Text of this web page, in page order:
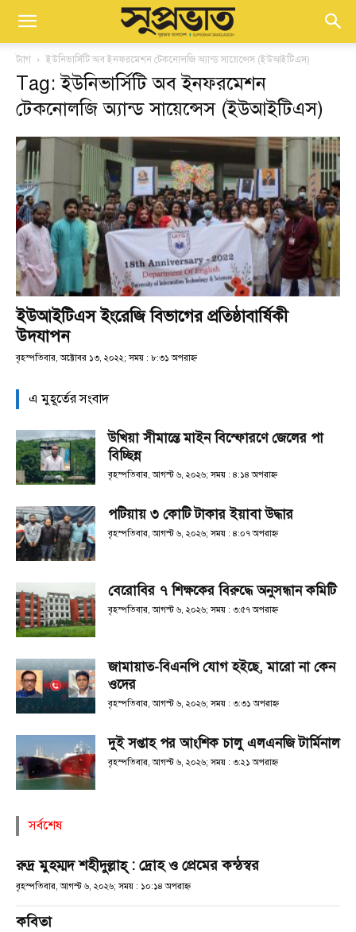
ট্যাগ ইউনিভার্সিটি অব ইনফরমেশন টেকনোলজি অ্যান্ড সায়েন্সেস (ইউআইটিএস)
Tag: ইউনিভার্সিটি অব ইনফরমেশন
টেকনোলজি অ্যান্ড সায়েন্সেস (ইউআইটিএস)
ইউআইটিএস ইংরেজি বিভাগের প্রতিষ্ঠাবার্ষিকী
উদযাপন
বৃহস্পতিবার, অক্টোবর ১৩, ২০২২; সময় : ৮:৩১ অপরাহ্ণ
এ মুহূর্তের সংবাদ
উখিয়া সীমান্তে মাইন বিস্ফোরণে জেলের পা
বিচ্ছিন্ন
বৃহস্পতিবার, আগস্ট ৬, ২০২৬; সময় : ৪:১৪ অপরাহ্ণ
পটিয়ায় ৩ কোটি টাকার ইয়াবা উদ্ধার
বৃহস্পতিবার, আগস্ট ৬, ২০২৬; সময় : ৪:০৭ অপরাহ্ণ
বেরোবির ৭ শিক্ষকের বিরুদ্ধে অনুসন্ধান কমিটি
বৃহস্পতিবার, আগস্ট ৬, ২০২৬; সময় : ৩:৫৭ অপরাহ্ণ
জামায়াত-বিএনপি যোগ হইছে, মারো না কেন
ওদের
বৃহস্পতিবার, আগস্ট ৬, ২০২৬; সময় : ৩:৩১ অপরাহ্ণ
দুই সপ্তাহ পর আংশিক চালু এলএনজি টার্মিনাল
বৃহস্পতিবার, আগস্ট ৬, ২০২৬; সময় : ৩:২১ অপরাহ্ণ
সর্বশেষ
রুদ্র মুহম্মদ শহীদুল্লাহ্ : দ্রোহ ও প্রেমের কন্ঠস্বর
বৃহস্পতিবার, আগস্ট ৬, ২০২৬; সময় : ১০:১৪ অপরাহ্ণ
কবিতা